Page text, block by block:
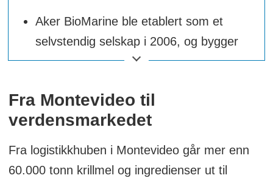
Aker BioMarine ble etablert som et
selvstendig selskap i 2006, og bygger
på Aker-konsernets mangeårige
I 2003 begynte Aker med høsting og
behandling av krill.
Selskapet ble i januar 2024 tildelt
eksportprisen fra Innovasjon Norge
Fra Montevideo til
verdensmarkedet
Fra logistikkhuben i Montevideo går mer enn
60.000 tonn krillmel og ingredienser ut til